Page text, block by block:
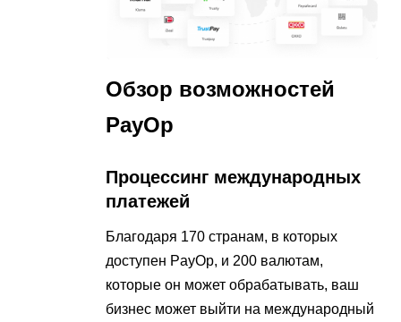
Обзор возможностей
PayOp
Процессинг международных
платежей
Благодаря 170 странам, в которых
доступен PayOp, и 200 валютам,
которые он может обрабатывать, ваш
бизнес может выйти на международный